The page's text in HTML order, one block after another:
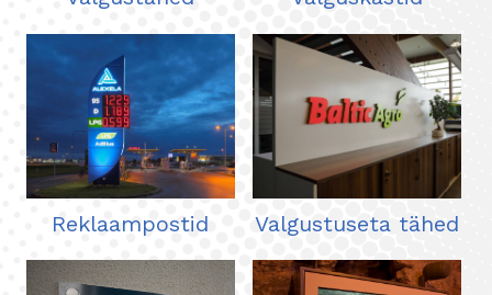
Reklaampostid Valgustuseta tähed